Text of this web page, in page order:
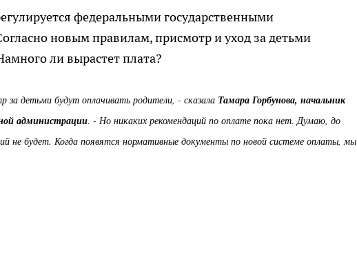
федеральными государственными
новым правилам, присмотр и уход за детьми
ли вырастет плата?
за детьми будут оплачивать родители, - сказала Тамара Горбунова, начальник
администрации. - Но никаких рекомендаций по оплате пока нет. Думаю, до
не будет. Когда появятся нормативные документы по новой системе оплаты, мы